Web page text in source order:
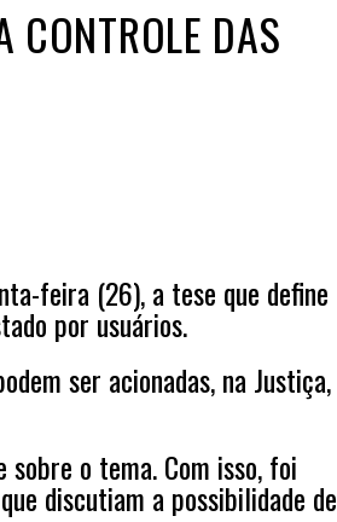
CONTROLE DAS
feira (26), a tese que define
por usuários.
ser acionadas, na Justiça,
sobre o tema. Com isso, foi
discutiam a possibilidade de